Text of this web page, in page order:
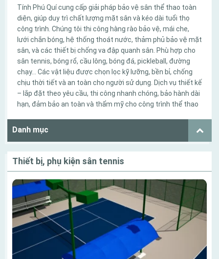
Tính Phú Quí cung cấp giải pháp bảo vệ sân thể thao toàn
diện, giúp duy trì chất lượng mặt sân và kéo dài tuổi thọ
công trình. Chúng tôi thi công hàng rào bảo vệ, mái che,
lưới chắn bóng, hệ thống thoát nước, thảm phủ bảo vệ mặt
sân, và các thiết bị chống va đập quanh sân. Phù hợp cho
sân tennis, bóng rổ, cầu lông, bóng đá, pickleball, đường
chạy… Các vật liệu được chọn lọc kỹ lưỡng, bền bỉ, chống
chịu thời tiết và an toàn cho người sử dụng. Dịch vụ thiết kế
– lắp đặt theo yêu cầu, thi công nhanh chóng, bảo hành dài
hạn, đảm bảo an toàn và thẩm mỹ cho công trình thể thao
Danh mục
Thiết bị, phụ kiện sân tennis